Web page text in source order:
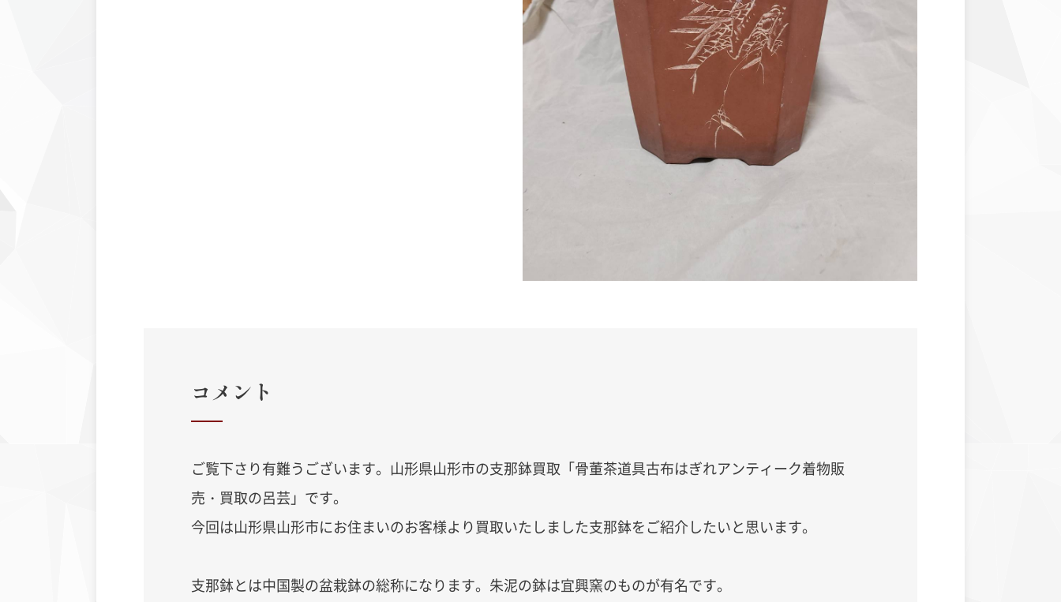
コメント
ご覧下さり有難うございます。山形県山形市の支那鉢買取 「骨董茶道具古布はぎれアンティーク着物販
売・買取の呂芸」です。
今回は山形県山形市にお住まいのお客様より買取いたしました支那鉢をご紹介したいと思います。
支那鉢とは中国製の盆栽鉢の総称になります。朱泥の鉢は宜興窯のものが有名です。